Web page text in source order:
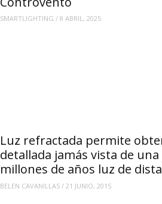
SMARTLIGHTING / 8 ABRIL, 2025
Luz refractada permite
detallada jamás vista de una
millones de años luz de
BELEN CAVANILLAS/ 21 JUNIO, 2015